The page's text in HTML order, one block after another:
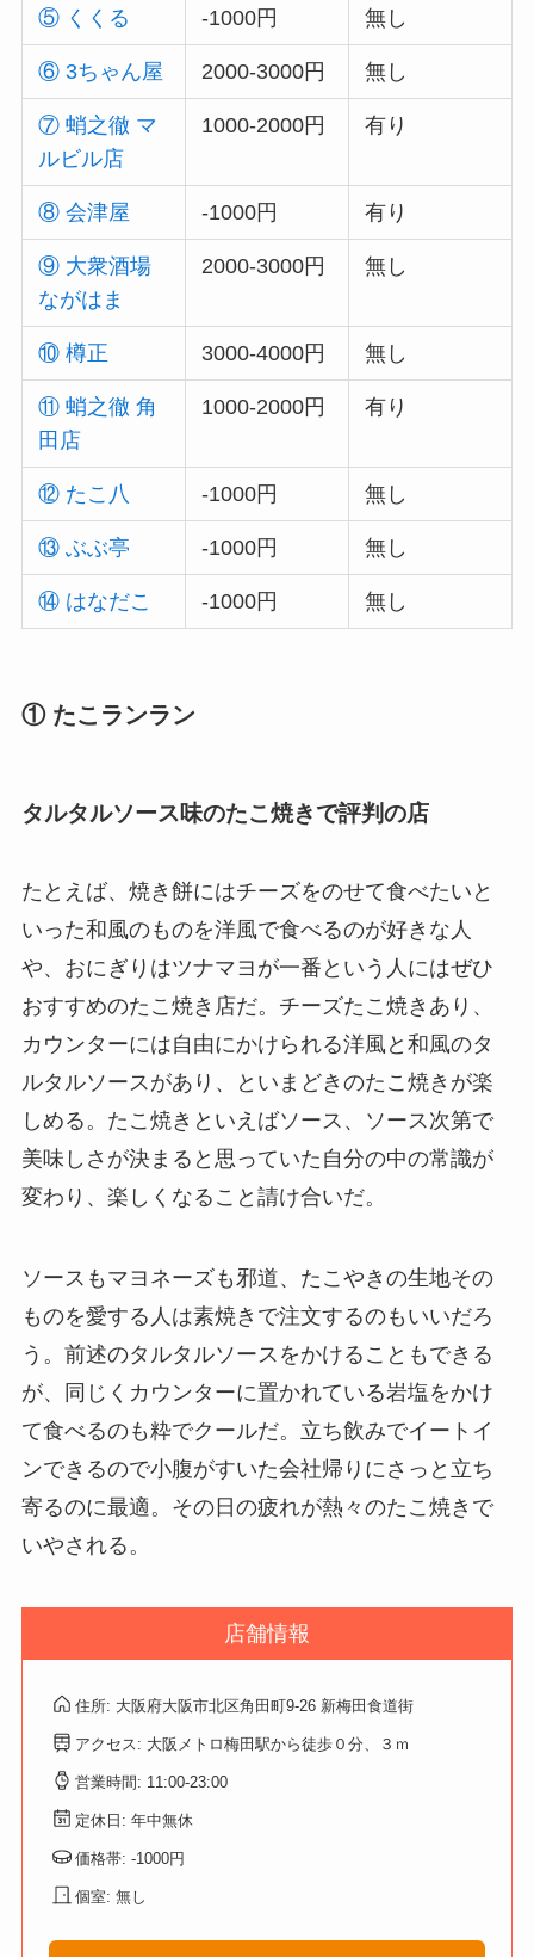
⑤ くくる -1000円 無し
⑥ 3ちゃん屋 2000-3000円 無し
⑦ 蛸之徹 マ
ルビル店
1000-2000円 有り
⑧ 会津屋 -1000円 有り
⑨ 大衆酒場
ながはま
2000-3000円 無し
⑩ 樽正 3000-4000円 無し
⑪ 蛸之徹 角
田店
1000-2000円 有り
⑫ たこ八 -1000円 無し
⑬ ぶぶ亭 -1000円 無し
⑭ はなだこ -1000円 無し
① たこランラン
タルタルソース味のたこ焼きで評判の店
たとえば、焼き餅にはチーズをのせて食べたいと
いった和風のものを洋風で食べるのが好きな人
や、おにぎりはツナマヨが一番という人にはぜひ
おすすめのたこ焼き店だ。チーズたこ焼きあり、
カウンターには自由にかけられる洋風と和風のタ
ルタルソースがあり、といまどきのたこ焼きが楽
しめる。たこ焼きといえばソース、ソース次第で
美味しさが決まると思っていた自分の中の常識が
変わり、楽しくなること請け合いだ。
ソースもマヨネーズも邪道、たこやきの生地その
ものを愛する人は素焼きで注文するのもいいだろ
う。前述のタルタルソースをかけることもできる
が、同じくカウンターに置かれている岩塩をかけ
て食べるのも粋でクールだ。立ち飲みでイートイ
ンできるので小腹がすいた会社帰りにさっと立ち
寄るのに最適。その日の疲れが熱々のたこ焼きで
いやされる。
店舗情報
住所: 大阪府大阪市北区角田町9-26 新梅田食道街
アクセス: 大阪メトロ梅田駅から徒歩０分、３ｍ
営業時間: 11:00-23:00
定休日: 年中無休
価格帯: -1000円
個室: 無し